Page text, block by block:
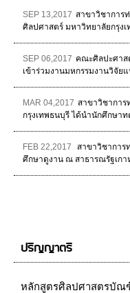
SEP 13,2017 สาขาวิชาการ
ศิลปศาสตร์ มหาวิทยาลัยกรุง
SEP 06,2017 คณะศิลปะศาส
เข้าร่วมงานมหกรรมงานวิจั
MAR 04,2017 สาขาวิชาการ
กรุงเทพธนบุรี ได้นำนักศึกษา
FEB 22,2017
สาขาวิชาการ
ศึกษาดูงาน ณ สาธารณรัฐเกา
ปริญญาตรี
หลักสูตรศิลปศาสตรบัณ